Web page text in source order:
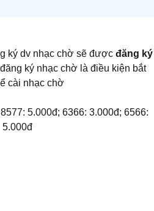
ký dv nhạc chờ sẽ được đăng ký
ký nhạc chờ là điều kiện bắt
cài nhạc chờ
5.000đ; 6366: 3.000đ; 6566:
5.000đ